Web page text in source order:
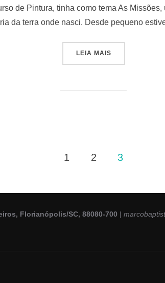
de Pintura, tinha como tema As
da terra onde nasci. Desde pequeno
LEIA MAIS“PREMIAÇÃO
1 2 3
Florianópolis/SC, 88080-700 |